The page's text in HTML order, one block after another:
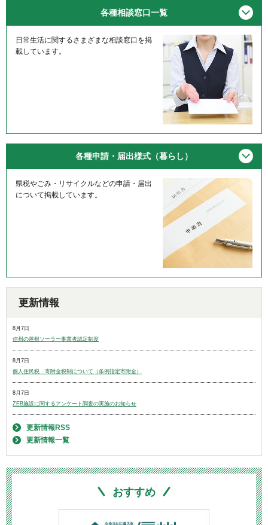
各種相談窓口一覧
日常生活に関するさまざまな相談窓口を掲
載しています。
各種申請・届出様式（暮らし）
県税やごみ・リサイクルなどの申請・届出
について掲載しています。
更新情報
8月7日
信州の屋根ソーラー事業者認定制度
8月7日
個人住民税 寄附金税制について（条例指定寄附金）
8月7日
ZEB施設に関するアンケート調査の実施のお知らせ
更新情報RSS
更新情報一覧
おすすめ